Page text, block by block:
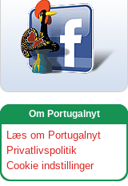
Om Portugalnyt
Læs om Portugalnyt
Privatlivspolitik
Cookie indstillinger